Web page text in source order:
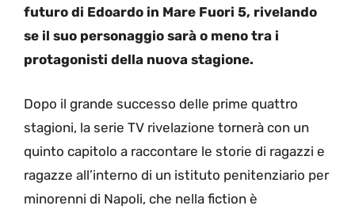
futuro di Edoardo in Mare Fuori 5, rivelando
se il suo personaggio sarà o meno tra i
protagonisti della nuova stagione.
Dopo il grande successo delle prime quattro
stagioni, la serie TV rivelazione tornerà con un
quinto capitolo a raccontare le storie di ragazzi e
ragazze all’interno di un istituto penitenziario per
minorenni di Napoli, che nella fiction è